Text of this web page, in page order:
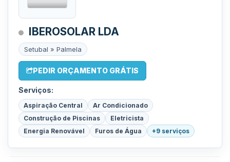
IBEROSOLAR LDA
Setubal » Palmela
PEDIR ORÇAMENTO GRÁTIS
Serviços:
Aspiração Central
Ar Condicionado
Construção de Piscinas
Eletricista
Energia Renovável
Furos de Água +9 serviços